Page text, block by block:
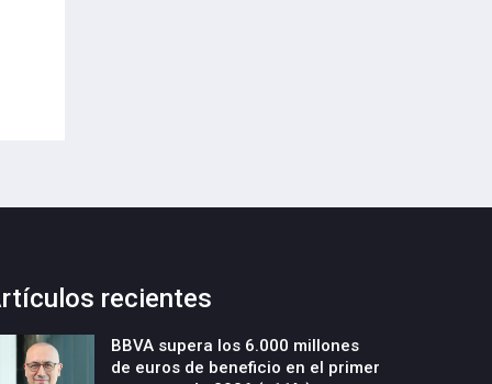
recientes
BBVA supera los 6.000 millones
de euros de beneficio en el primer